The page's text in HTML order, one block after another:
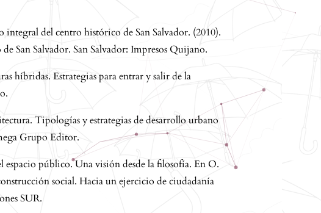
integral del centro histórico de San Salvador. (2010).
San Salvador. San Salvador: Impresos Quijano.
híbridas. Estrategias para entrar y salir de la
Tipologías y estrategias de desarrollo urbano
Grupo Editor.
espacio público. Una visión desde la filosofía. En O.
social. Hacia un ejercicio de ciudadanía
SUR.